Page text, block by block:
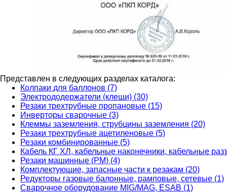
Представлен в следующих разделах каталога:
Колпаки для баллонов (7)
Электрододержатели (клещи) (30)
Резаки трехтрубные пропановые (15)
Инверторы сварочные (3)
Клеммы заземления, струбцины заземления (20)
Резаки трехтрубные ацетиленовые (5)
Резаки комбинированные (5)
Кабель КГ ХЛ, кабельные наконечники, кабельные
Резаки машинные (РМ) (4)
Комплектующие, запасные части к резакам (20)
Редукторы газовые балонные, рамповые, сетевые (1)
Сварочное оборудование MIG/MAG, ESAB (1)